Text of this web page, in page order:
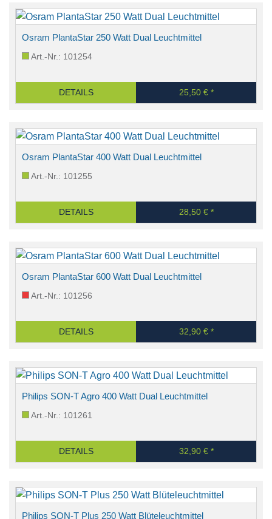
Osram PlantaStar 250 Watt Dual Leuchtmittel
Art.-Nr.: 101254
DETAILS 25,50 € *
Osram PlantaStar 400 Watt Dual Leuchtmittel
Art.-Nr.: 101255
DETAILS 28,50 € *
Osram PlantaStar 600 Watt Dual Leuchtmittel
Art.-Nr.: 101256
DETAILS 32,90 € *
Philips SON-T Agro 400 Watt Dual Leuchtmittel
Art.-Nr.: 101261
DETAILS 32,90 € *
Philips SON-T Plus 250 Watt Blüteleuchtmittel